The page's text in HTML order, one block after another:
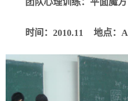
时间： 2010.11 地点： A